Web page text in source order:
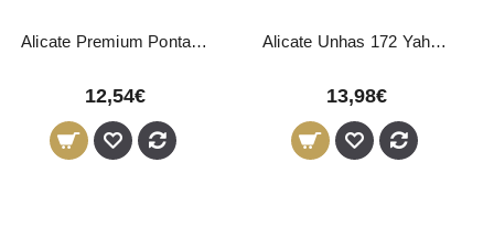
Alicate Premium Ponta Fina 10 cm - 5mm
12,54€
Alicate Unhas 172 Yahari Ackermann
13,98€